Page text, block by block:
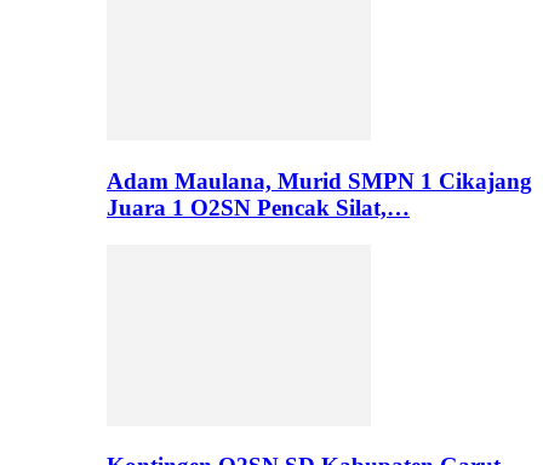
Adam Maulana, Murid SMPN 1 Cikajang
Juara 1 O2SN Pencak Silat,…